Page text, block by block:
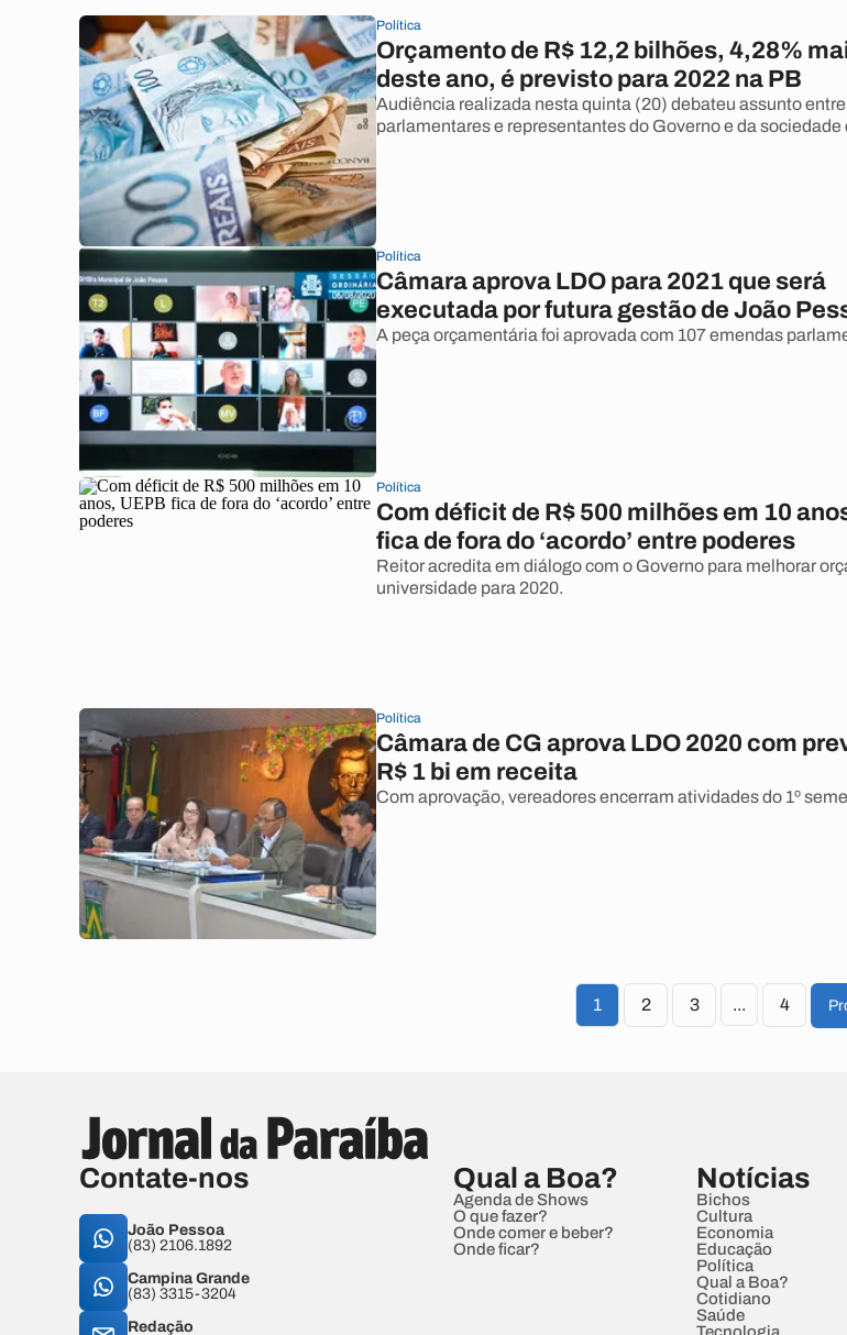
Política
Orçamento de R$ 12,2 bilhões, 4,28%
deste ano, é previsto para 2022 na PB
Audiência realizada nesta quinta (20) debateu assunto entre
parlamentares e representantes do Governo e da sociedade
Política
Câmara aprova LDO para 2021 que será
executada por futura gestão de João
A peça orçamentária foi aprovada com 107 emendas
Política
Com déficit de R$ 500 milhões em 10
fica de fora do ‘acordo’ entre poderes
Reitor acredita em diálogo com o Governo para melhorar
universidade para 2020.
Política
Câmara de CG aprova LDO 2020 com
R$ 1 bi em receita
Com aprovação, vereadores encerram atividades do 1º
1 2 3 ... 4
Contate-nos
João Pessoa
(83) 2106.1892
Campina Grande
(83) 3315-3204
Redação
Qual a Boa?
Agenda de Shows
O que fazer?
Onde comer e beber?
Onde ficar?
Notícias
Bichos
Cultura
Economia
Educação
Política
Qual a Boa?
Cotidiano
Saúde